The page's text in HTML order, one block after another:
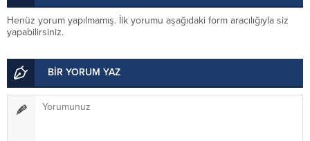
Henüz yorum yapılmamış. İlk yorumu aşağıdaki form aracılığıyla siz
yapabilirsiniz.
BİR YORUM YAZ